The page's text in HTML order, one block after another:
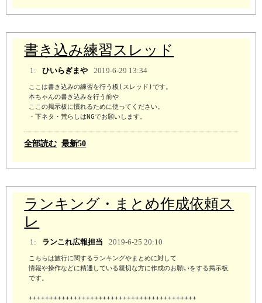
書き込み練習スレッド
1: ひいらぎまや 2019-6-29 13:34
ここは書き込みの練習を行う板(スレッド)です。
本ちゃんの書き込みを行う前や
ここの掲示板に慣れるために使ってください。
・下ネタ・荒らしはNGでお願いします。
全部読む 最新50
ランキング・まとめ作成依頼ス
レ
1: ランこれ広報担当 2019-6-25 20:10
こちらは旅行に関するランキングやまとめに対して
情報や操作などに精通している親切な方に作成のお願いをする掲示板
です。
+++++++++++++++++++++++++++++++++++++++++